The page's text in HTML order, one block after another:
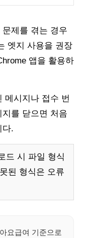
제를 겪는 경우
엣지 사용을 권장
앱을 활용하
메시지나 접수 번
를 닫으면 처음
다.
드 시 파일 형식
된 형식은 오류
요급여 기준으로